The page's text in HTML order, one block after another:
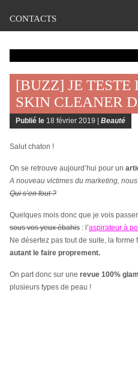
CONTACTS
[BUZZ] JE TESTE
SKIN CLEANER
Publié le 18 février 2019 | Beauté
Salut chaton !
On se retrouve aujourd’hui pour un
A nouveau victimes du marketing,
Qui s’en fout ?
Quelques mois donc que je vois
sous vos yeux ébahis : l’aspirateur à
Ne désertez pas tout de suite, la
autant le faire proprement.
On part donc sur une revue 100%
plusieurs types de peau !